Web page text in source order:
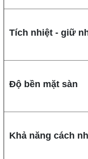
Tích nhiệt - giữ
Độ bền mặt sàn
Khả năng cách